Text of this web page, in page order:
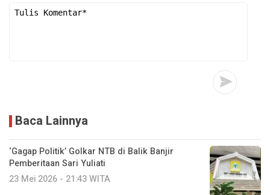
Baca Lainnya
‘Gagap Politik’ Golkar NTB di Balik Banjir
Pemberitaan Sari Yuliati
23 Mei 2026 - 21:43 WITA